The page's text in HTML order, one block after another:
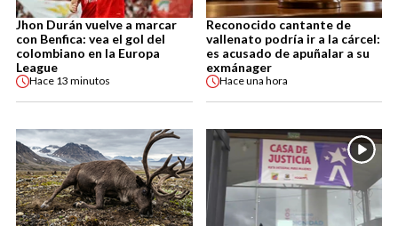
Jhon Durán vuelve a marcar
con Benfica: vea el gol del
colombiano en la Europa
League
Hace 13 minutos
Reconocido cantante de
vallenato podría ir a la cárcel:
es acusado de apuñalar a su
exmánager
Haceuna hora